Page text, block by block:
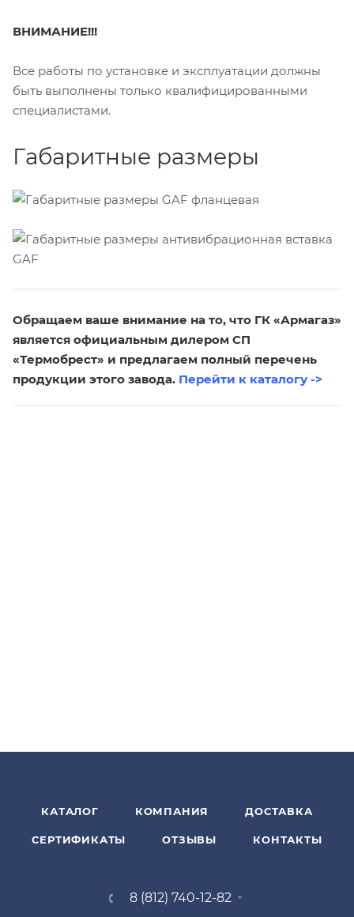
ВНИМАНИЕ!!!
Все работы по установке и эксплуатации должны
быть выполнены только квалифицированными
специалистами.
Габаритные размеры
Обращаем ваше внимание на то, что ГК «Армагаз»
является официальным дилером СП
«Термобрест» и предлагаем полный перечень
продукции этого завода. Перейти к каталогу ->
КАТАЛОГ КОМПАНИЯ ДОСТАВКА
СЕРТИФИКАТЫ ОТЗЫВЫ КОНТАКТЫ
8 (812) 740-12-82